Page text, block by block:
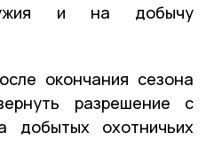
и на добычу
окончания сезона
разрешение с
добытых охотничьих